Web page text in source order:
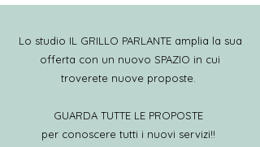
Lo studio IL GRILLO PARLANTE amplia la sua
offerta con un nuovo SPAZIO in cui
troverete nuove proposte.
GUARDA TUTTE LE PROPOSTE
per conoscere tutti i nuovi servizi!!